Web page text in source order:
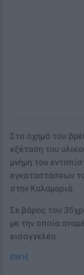
Στο όχημά του
εξέταση του
μνήμη του
εγκαταστάσεων
στην Καλαμαριά.
Σε βάρος του
με την οποία
εισαγγελέα
[ΠΗΓΗ]